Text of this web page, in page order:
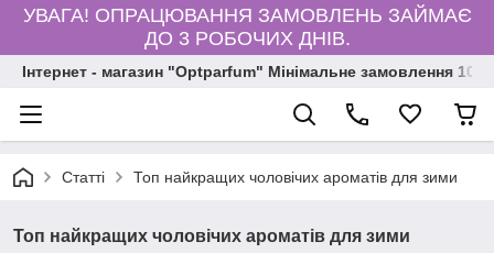
УВАГА! ОПРАЦЮВАННЯ ЗАМОВЛЕНЬ ЗАЙМАЄ
ДО 3 РОБОЧИХ ДНІВ.
Інтернет - магазин "Optparfum" Мінімальне замовлення
Статті Топ найкращих чоловічих ароматів для зими
Топ найкращих чоловічих ароматів для зими